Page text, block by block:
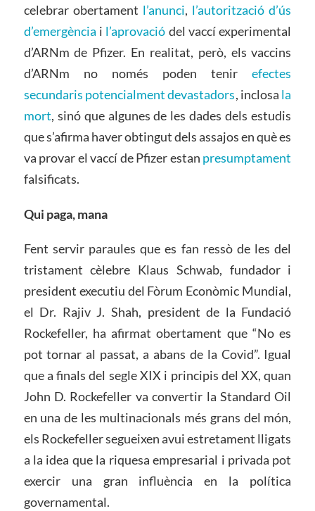
celebrar obertament l’anunci, l’autorització d’ús
d’emergència i l’aprovació del vaccí experimental
d’ARNm de Pfizer. En realitat, però, els vaccins
d’ARNm no només poden tenirefectes
secundaris potencialment devastadors, inclosa la
mort, sinó que algunes de les dades dels estudis
que s’afirma haver obtingut dels assajos en què es
va provar el vaccí de Pfizer estan presumptament
falsificats.
Qui paga, mana
Fent servir paraules que es fan ressò de les del
tristament cèlebre Klaus Schwab, fundador i
president executiu del Fòrum Econòmic Mundial,
el Dr. Rajiv J. Shah, president de la Fundació
Rockefeller, ha afirmat obertament que “No es
pot tornar al passat, a abans de la Covid”. Igual
que a finals del segle XIX i principis del XX, quan
John D. Rockefeller va convertir la Standard Oil
en una de les multinacionals més grans del món,
els Rockefeller segueixen avui estretament lligats
a la idea que la riquesa empresarial i privada pot
exercir una gran influència en la política
governamental.